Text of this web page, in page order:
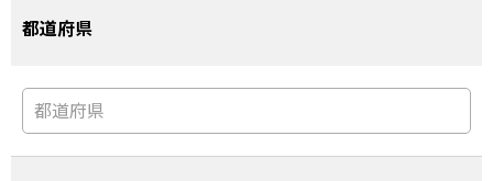
都道府県